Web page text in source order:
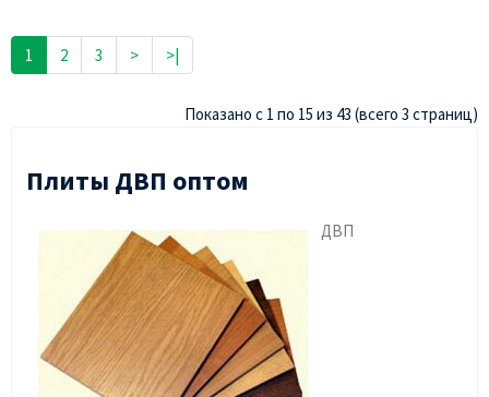
1 2 3 > >|
Показано с 1 по 15 из 43 (всего 3 страниц)
Плиты ДВП оптом
ДВП